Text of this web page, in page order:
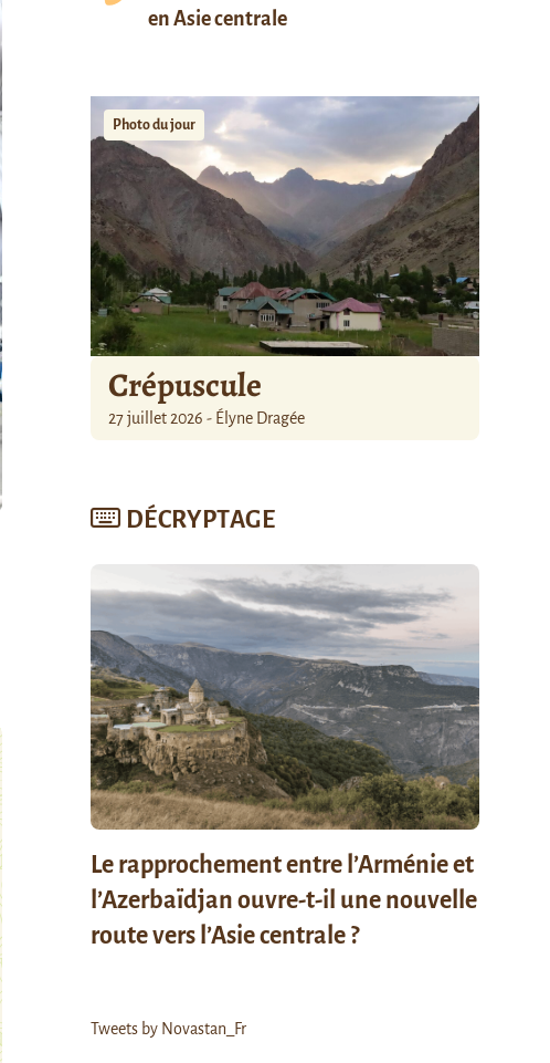
en Asie centrale
Photo du jour
Crépuscule
27 juillet 2026 - Élyne Dragée
DÉCRYPTAGE
Le rapprochement entre l’Arménie et
l’Azerbaïdjan ouvre-t-il une nouvelle
route vers l’Asie centrale ?
Tweets by Novastan_Fr